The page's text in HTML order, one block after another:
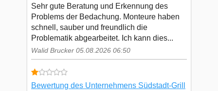
Sehr gute Beratung und Erkennung des
Problems der Bedachung. Monteure haben
schnell, sauber und freundlich die
Problematik abgearbeitet. Ich kann dies...
Walid Brucker 05.08.2026 06:50
Bewertung des Unternehmens Südstadt-Grill